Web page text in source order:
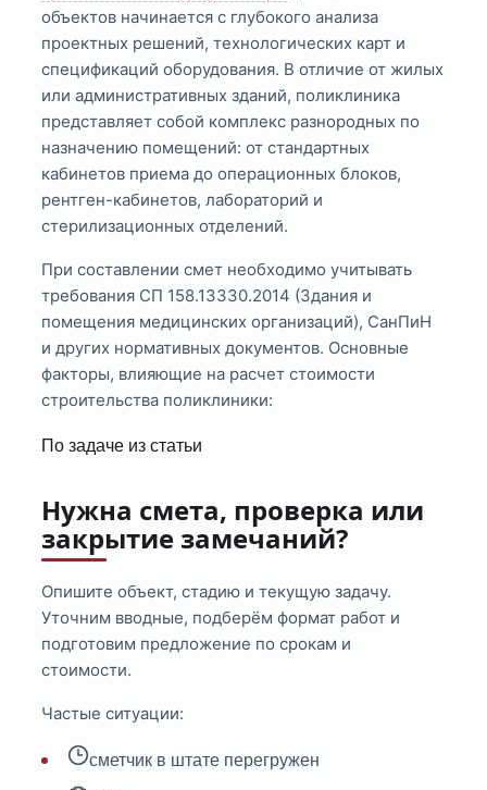
объектов начинается с глубокого анализа
проектных решений, технологических карт и
спецификаций оборудования. В отличие от жилых
или административных зданий, поликлиника
представляет собой комплекс разнородных по
назначению помещений: от стандартных
кабинетов приема до операционных блоков,
рентген-кабинетов, лабораторий и
стерилизационных отделений.
При составлении смет необходимо учитывать
требования СП 158.13330.2014 (Здания и
помещения медицинских организаций), СанПиН
и других нормативных документов. Основные
факторы, влияющие на расчет стоимости
строительства поликлиники:
По задаче из статьи
Нужна смета, проверка или
закрытие замечаний?
Опишите объект, стадию и текущую задачу.
Уточним вводные, подберём формат работ и
подготовим предложение по срокам и
стоимости.
Частые ситуации:
сметчик в штате перегружен